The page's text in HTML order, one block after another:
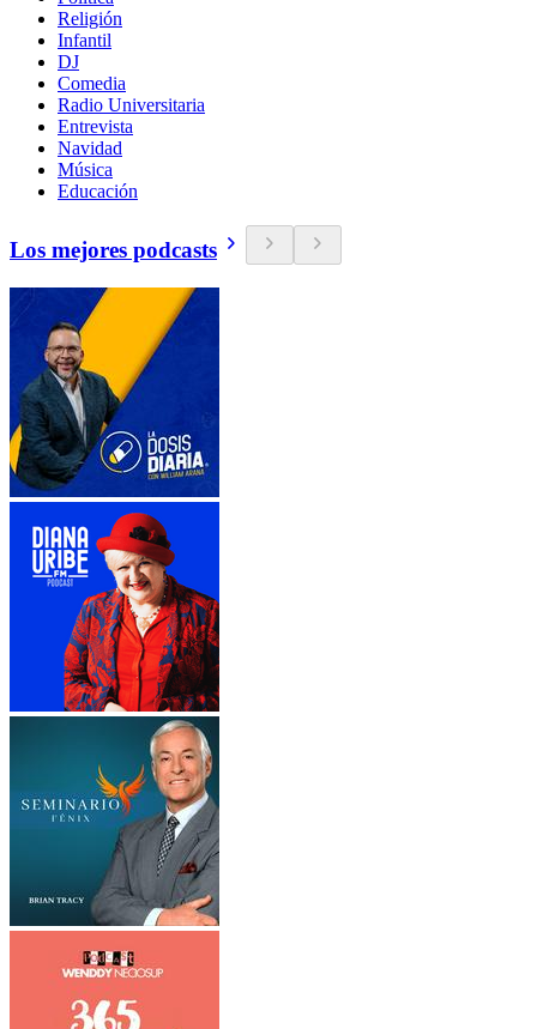
Religión
Infantil
DJ
Comedia
Radio Universitaria
Entrevista
Navidad
Música
Educación
Los mejores podcasts